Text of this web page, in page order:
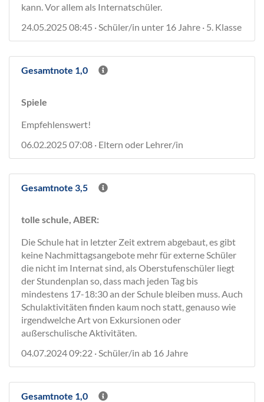
kann. Vor allem als Internatschüler.
24.05.2025 08:45 · Schüler/in unter 16 Jahre · 5. Klasse
Gesamtnote 1,0
Spiele
Empfehlenswert!
06.02.2025 07:08 · Eltern oder Lehrer/in
Gesamtnote 3,5
tolle schule, ABER:
Die Schule hat in letzter Zeit extrem abgebaut, es gibt
keine Nachmittagsangebote mehr für externe Schüler
die nicht im Internat sind, als Oberstufenschüler liegt
der Stundenplan so, dass mach jeden Tag bis
mindestens 17-18:30 an der Schule bleiben muss. Auch
Schulaktivitäten finden kaum noch statt, genauso wie
irgendwelche Art von Exkursionen oder
außerschulische Aktivitäten.
04.07.2024 09:22 · Schüler/in ab 16 Jahre
Gesamtnote 1,0